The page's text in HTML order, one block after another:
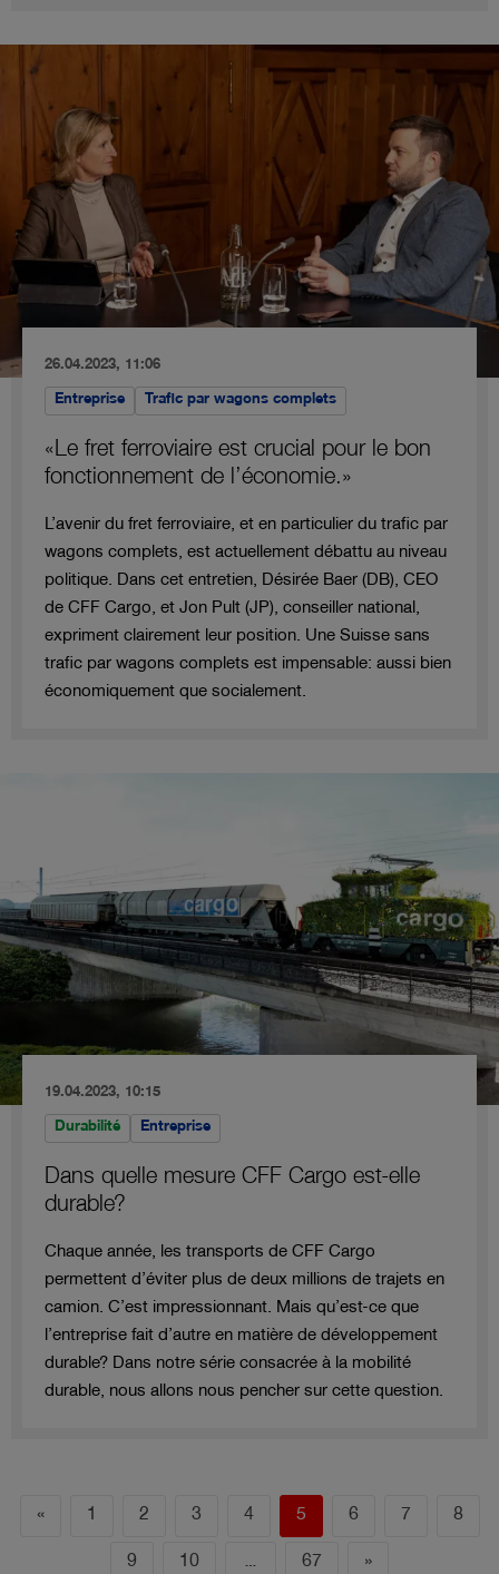
26.04.2023, 11:06
Entreprise Trafic par wagons complets
«Le fret ferroviaire est crucial pour le bon
fonctionnement de l’économie.»
L’avenir du fret ferroviaire, et en particulier du trafic par
wagons complets, est actuellement débattu au niveau
politique. Dans cet entretien, Désirée Baer (DB), CEO
de CFF Cargo, et Jon Pult (JP), conseiller national,
expriment clairement leur position. Une Suisse sans
trafic par wagons complets est impensable: aussi bien
économiquement que socialement.
19.04.2023, 10:15
Durabilité Entreprise
Dans quelle mesure CFF Cargo est-elle
durable?
Chaque année, les transports de CFF Cargo
permettent d’éviter plus de deux millions de trajets en
camion. C’est impressionnant. Mais qu’est-ce que
l’entreprise fait d’autre en matière de développement
durable? Dans notre série consacrée à la mobilité
durable, nous allons nous pencher sur cette question.
« 1 2 3 4 5 6 7 8
9 10 … 67 »